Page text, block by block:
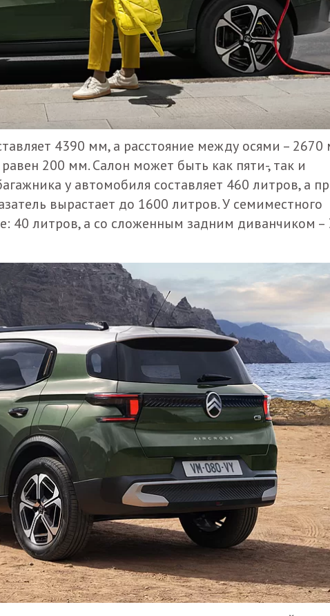
4390 мм, а расстояние между осями – 2670
200 мм. Салон может быть как пяти-, так и
у автомобиля составляет 460 литров, а
вырастает до 1600 литров. У семиместного
40 литров, а со сложенным задним диванчиком –